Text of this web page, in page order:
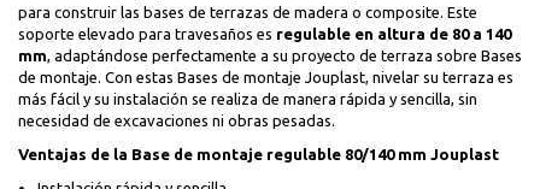
para construir las bases de terrazas de madera o composite. Este
soporte elevado para travesaños es regulable en altura de 80 a 140
mm, adaptándose perfectamente a su proyecto de terraza sobre Bases
de montaje. Con estas Bases de montaje Jouplast, nivelar su terraza es
más fácil y su instalación se realiza de manera rápida y sencilla, sin
necesidad de excavaciones ni obras pesadas.
Ventajas de la Base de montaje regulable 80/140 mm Jouplast